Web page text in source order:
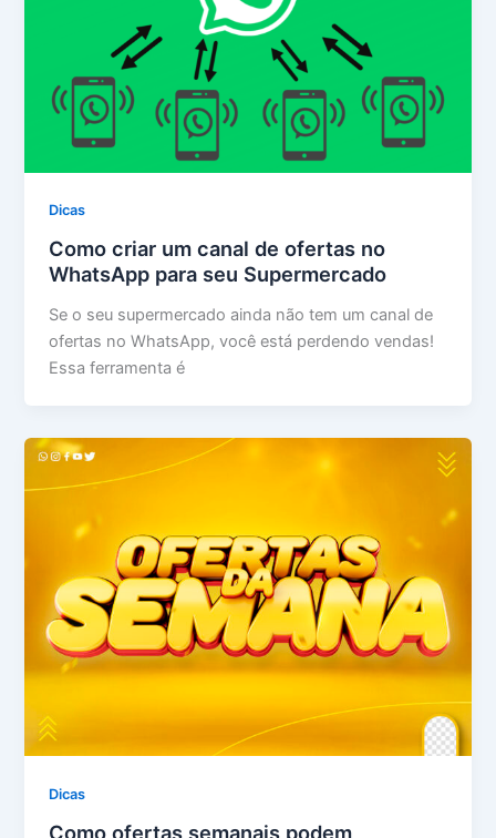
Dicas
Como criar um canal de ofertas no
WhatsApp para seu Supermercado
Se o seu supermercado ainda não tem um canal de
ofertas no WhatsApp, você está perdendo vendas!
Essa ferramenta é
Dicas
Como ofertas semanais podem